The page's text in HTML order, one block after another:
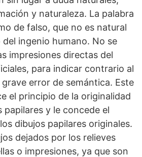
y naturaleza. La palabra
de falso, que no es natural
ingenio humano. No se
impresiones directas del
para indicar contrario al
error de semántica. Este
el principio de la originalidad
papilares y le concede el
dibujos papilares originales.
dejados por los relieves
o impresiones, ya que son